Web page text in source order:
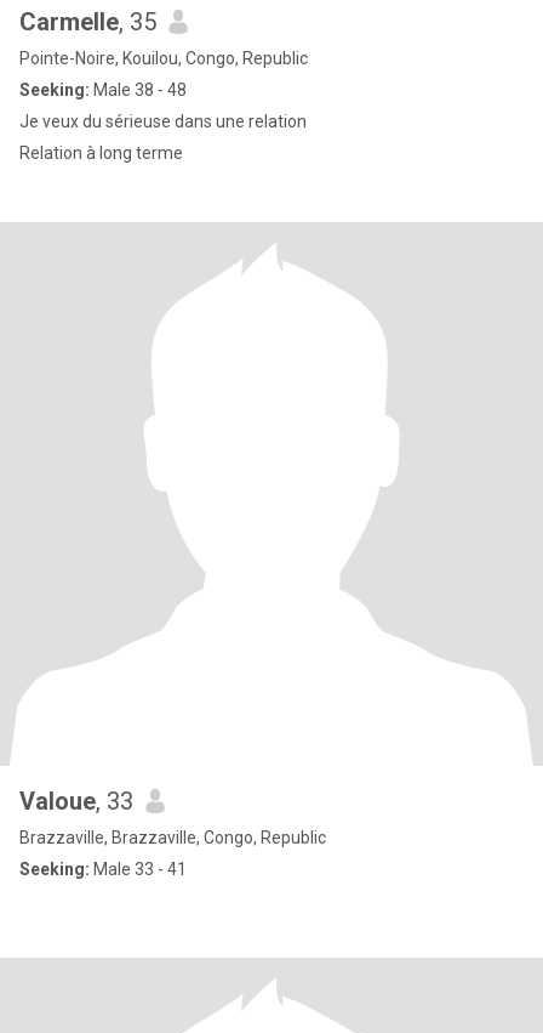
Carmelle, 35
Pointe-Noire, Kouilou, Congo, Republic
Seeking: Male 38 - 48
Je veux du sérieuse dans une relation
Relation à long terme
Valoue, 33
Brazzaville, Brazzaville, Congo, Republic
Seeking: Male 33 - 41